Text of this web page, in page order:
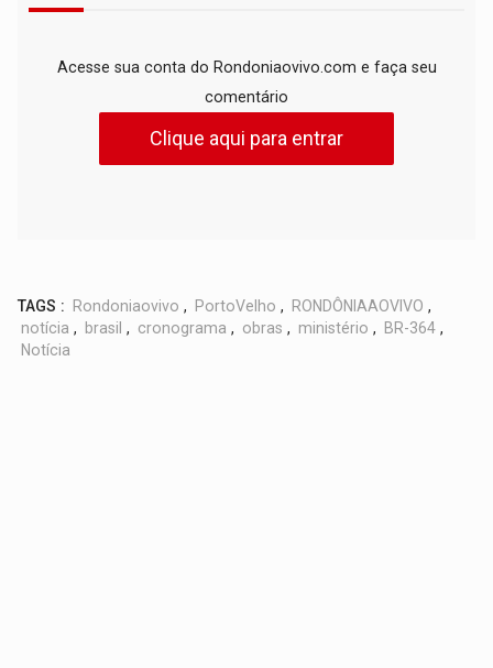
Acesse sua conta do Rondoniaovivo.com e faça seu
comentário
Clique aqui para entrar
TAGS : Rondoniaovivo , PortoVelho , RONDÔNIAAOVIVO ,
notícia , brasil , cronograma , obras , ministério , BR-364 ,
Notícia